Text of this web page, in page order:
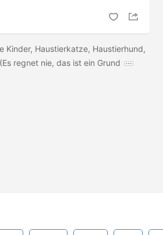
Kinder, Haustierkatze, Haustierhund,
regnet nie, das ist ein Grund